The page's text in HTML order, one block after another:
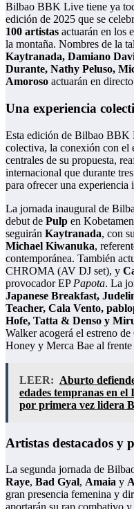
Bilbao BBK Live tiene ya
edición de 2025 que se
100 artistas actuarán en los
la montaña. Nombres de la
Kaytranada, Damiano
Durante, Nathy Peluso,
Amoroso actuarán en
Una experiencia
Esta edición de Bilbao BBK
colectiva, la conexión con el
centrales de su propuesta,
internacional que durante
para ofrecer una experiencia
La jornada inaugural de
debut de Pulp en
seguirán Kaytranada, con
Michael Kiwanuka,
contemporánea. También
CHROMA (AV DJ set), y
provocador EP Papota. La
Japanese Breakfast,
Teacher, Cala Vento,
Hofe, Tatta & Denso y
Walker acogerá el estreno
Honey y Merca Bae al
LEER: Aburto
edades tempranas en
por primera vez lidera
Artistas destacados y
La segunda jornada de
Raye, Bad Gyal, Amaia y
gran presencia femenina y